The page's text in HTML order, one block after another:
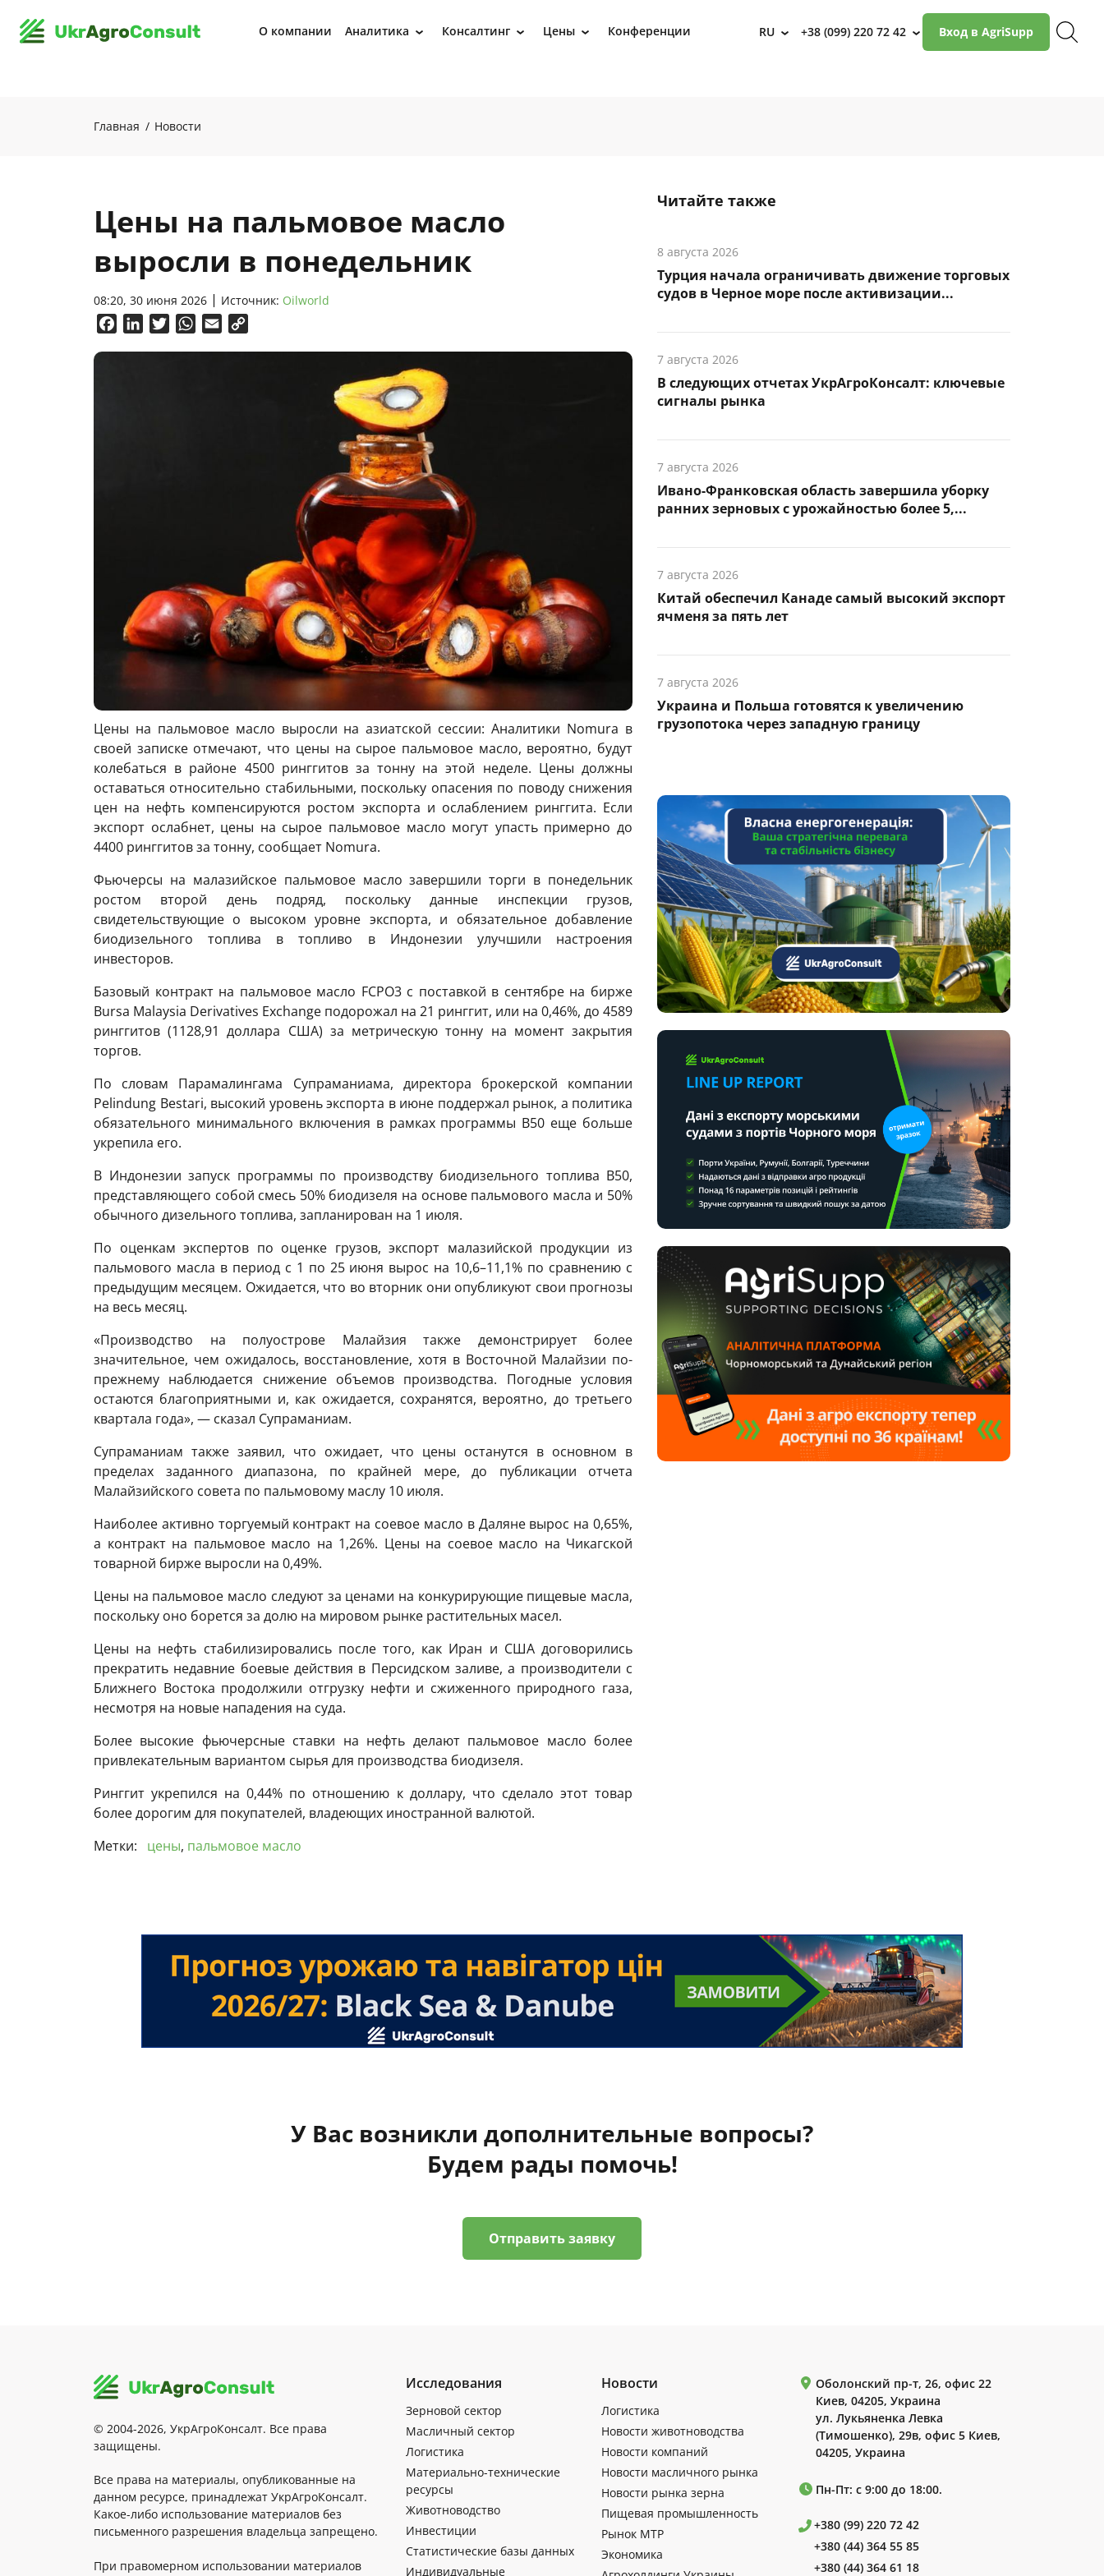
О компании Аналитика › Консалтинг › Цены › Конференции RU › +38 (099) 220 72 42 › Вход в AgriSupp
Главная Новости
Цены на пальмовое масло
выросли в понедельник
08:20, 30 июня 2026 Источник: Oilworld
FacebookLinkedInTwitterWhatsApp
Email
Цены на пальмовое масло выросли на азиатской сессии: Аналитики Nomura в
своей записке отмечают, что цены на сырое пальмовое масло, вероятно, будут
колебаться в районе 4500 ринггитов за тонну на этой неделе. Цены должны
оставаться относительно стабильными, поскольку опасения по поводу снижения
цен на нефть компенсируются ростом экспорта и ослаблением ринггита. Если
экспорт ослабнет, цены на сырое пальмовое масло могут упасть примерно до
4400 ринггитов за тонну, сообщает Nomura.
Фьючерсы на малазийское пальмовое масло завершили торги в понедельник
ростом второй день подряд, поскольку данные инспекции грузов,
свидетельствующие о высоком уровне экспорта, и обязательное добавление
биодизельного топлива в топливо в Индонезии улучшили настроения
инвесторов.
Базовый контракт на пальмовое масло FCPO3 с поставкой в ​​сентябре на бирже
Bursa Malaysia Derivatives Exchange подорожал на 21 ринггит, или на 0,46%, до 4589
ринггитов (1128,91 доллара США) за метрическую тонну на момент закрытия
торгов.
По словам Парамалингама Супраманиама, директора брокерской компании
Pelindung Bestari, высокий уровень экспорта в июне поддержал рынок, а политика
обязательного минимального включения в рамках программы B50 еще больше
укрепила его.
В Индонезии запуск программы по производству биодизельного топлива B50,
представляющего собой смесь 50% биодизеля на основе пальмового масла и 50%
обычного дизельного топлива, запланирован на 1 июля.
По оценкам экспертов по оценке грузов, экспорт малазийской продукции из
пальмового масла в период с 1 по 25 июня вырос на 10,6–11,1% по сравнению с
предыдущим месяцем. Ожидается, что во вторник они опубликуют свои прогнозы
на весь месяц.
«Производство на полуострове Малайзия также демонстрирует более
значительное, чем ожидалось, восстановление, хотя в Восточной Малайзии по-
прежнему наблюдается снижение объемов производства. Погодные условия
остаются благоприятными и, как ожидается, сохранятся, вероятно, до третьего
квартала года», — сказал Супраманиам.
Супраманиам также заявил, что ожидает, что цены останутся в основном в
пределах заданного диапазона, по крайней мере, до публикации отчета
Малайзийского совета по пальмовому маслу 10 июля.
Наиболее активно торгуемый контракт на соевое масло в Даляне вырос на 0,65%,
а контракт на пальмовое масло на 1,26%. Цены на соевое масло на Чикагской
товарной бирже выросли на 0,49%.
Цены на пальмовое масло следуют за ценами на конкурирующие пищевые масла,
поскольку оно борется за долю на мировом рынке растительных масел.
Цены на нефть стабилизировались после того, как Иран и США договорились
прекратить недавние боевые действия в Персидском заливе, а производители с
Ближнего Востока продолжили отгрузку нефти и сжиженного природного газа,
несмотря на новые нападения на суда.
Более высокие фьючерсные ставки на нефть делают пальмовое масло более
привлекательным вариантом сырья для производства биодизеля.
Ринггит укрепился на 0,44% по отношению к доллару, что сделало этот товар
более дорогим для покупателей, владеющих иностранной валютой.
Метки:
цены, пальмовое масло
Читайте также
8 августа 2026
Турция начала ограничивать движение торговых
судов в Черное море после активизации...
7 августа 2026
В следующих отчетах УкрАгроКонсалт: ключевые
сигналы рынка
7 августа 2026
Ивано-Франковская область завершила уборку
ранних зерновых с урожайностью более 5,...
7 августа 2026
Китай обеспечил Канаде самый высокий экспорт
ячменя за пять лет
7 августа 2026
Украина и Польша готовятся к увеличению
грузопотока через западную границу
У Вас возникли дополнительные вопросы?
Будем рады помочь!
Отправить заявку
© 2004-2026, УкрАгроКонсалт. Все права
защищены.
Все права на материалы, опубликованные на
данном ресурсе, принадлежат УкрАгроКонсалт.
Какое-либо использование материалов без
письменного разрешения владельца запрещено.
При правомерном использовании материалов
Исследования
Зерновой сектор
Масличный сектор
Логистика
Материально-технические
ресурсы
Животноводство
Инвестиции
Статистические базы данных
Индивидуальные
Новости
Логистика
Новости животноводства
Новости компаний
Новости масличного рынка
Новости рынка зерна
Пищевая промышленность
Рынок МТР
Экономика
Оболонский пр-т, 26, офис 22
Киев, 04205, Украина
ул. Лукьяненка Левка
(Тимошенко), 29в, офис 5 Киев,
04205, Украина
Пн-Пт: с 9:00 до 18:00.
+380 (99) 220 72 42
+380 (44) 364 55 85
+380 (44) 364 61 18